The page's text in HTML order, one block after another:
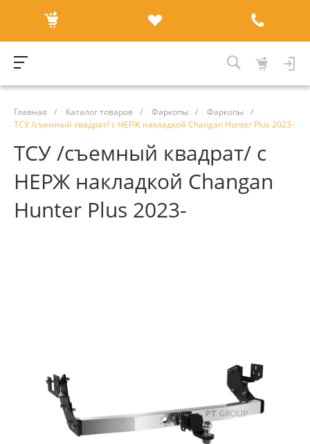
Главная / Каталог товаров / Фаркопы / Фаркопы
/
ТСУ /съемный квадрат/ с НЕРЖ накладкой Changan Hunter Plus 2023-
ТСУ /съемный квадрат/ с
НЕРЖ накладкой Changan
Hunter Plus 2023-